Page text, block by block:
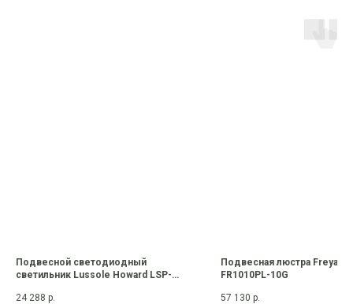
Подвесной светодиодный
светильник Lussole Howard LSP-
24 288 р.
Подвесная люстра Freya
FR1010PL-10G
57 130 р.